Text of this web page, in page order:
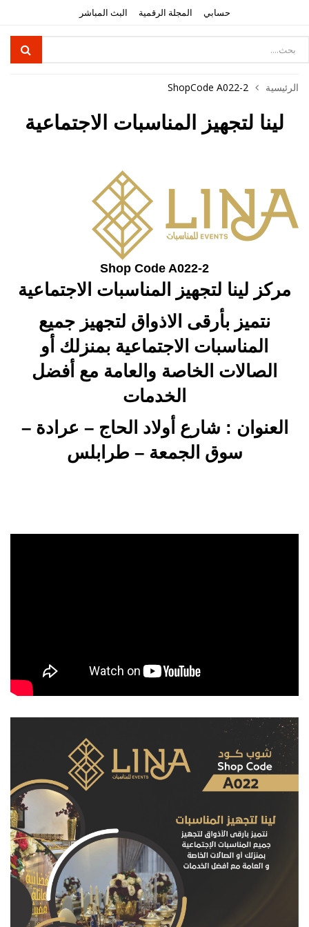
حسابي المجلة الرقمية البث المباشر
الرئيسية ShopCode A022-2
لينا لتجهيز المناسبات الاجتماعية
Shop Code A022-2
مركز لينا لتجهيز المناسبات الاجتماعية
نتميز بأرقى الاذواق لتجهيز جميع
المناسبات الاجتماعية بمنزلك أو
الصالات الخاصة والعامة مع أفضل
الخدمات
العنوان : شارع أولاد الحاج – عرادة –
سوق الجمعة – طرابلس